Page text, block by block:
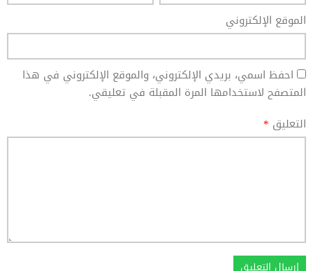
الموقع الإلكتروني
احفظ اسمي، بريدي الإلكتروني، والموقع الإلكتروني في هذا
المتصفح لاستخدامها المرة المقبلة في تعليقي.
التعليق *